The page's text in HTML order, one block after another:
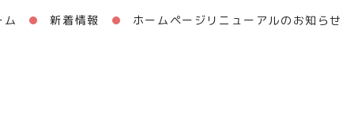
ム 新着情報 ホームページリニューアルのお知らせ